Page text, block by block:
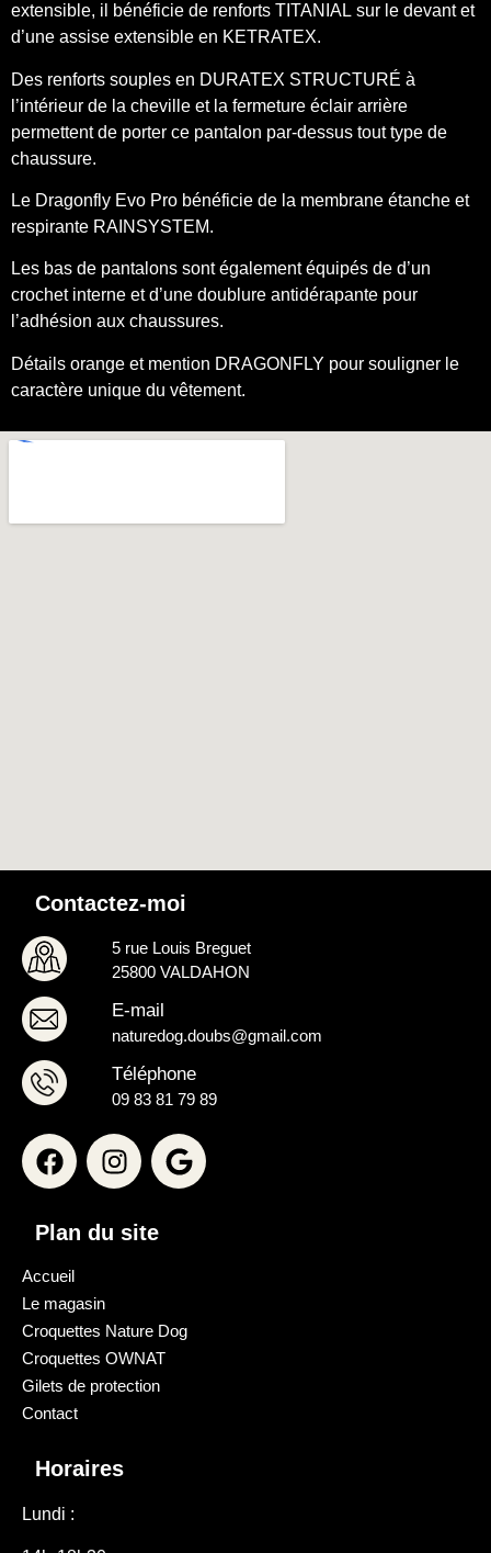
extensible, il bénéficie de renforts TITANIAL sur le devant et
d’une assise extensible en KETRATEX.
Des renforts souples en DURATEX STRUCTURÉ à
l’intérieur de la cheville et la fermeture éclair arrière
permettent de porter ce pantalon par-dessus tout type de
chaussure.
Le Dragonfly Evo Pro bénéficie de la membrane étanche et
respirante RAINSYSTEM.
Les bas de pantalons sont également équipés de d’un
crochet interne et d’une doublure antidérapante pour
l’adhésion aux chaussures.
Détails orange et mention DRAGONFLY pour souligner le
caractère unique du vêtement.
Contactez-moi
5 rue Louis Breguet
25800 VALDAHON
E-mail
naturedog.doubs@gmail.com
Téléphone
09 83 81 79 89
Plan du site
Accueil
Le magasin
Croquettes Nature Dog
Croquettes OWNAT
Gilets de protection
Contact
Horaires
Lundi :